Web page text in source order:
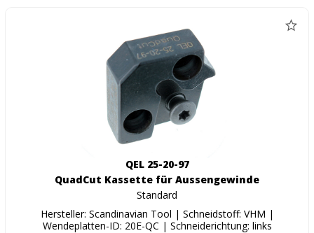
QEL 25-20-97
QuadCut Kassette für Aussengewinde
Standard
Hersteller: Scandinavian Tool | Schneidstoff: VHM |
Wendeplatten-ID: 20E-QC | Schneiderichtung: links